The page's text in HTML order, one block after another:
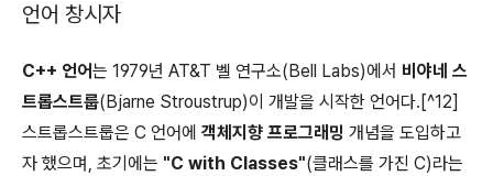
언어 창시자
C++ 언어는 1979년 AT&T 벨 연구소(Bell Labs)에서 비야네 스
트롭스트룹(Bjarne Stroustrup)이 개발을 시작한 언어다.[^12]
스트롭스트룹은 C 언어에 객체지향 프로그래밍 개념을 도입하고
자 했으며, 초기에는 "C with Classes"(클래스를 가진 C)라는